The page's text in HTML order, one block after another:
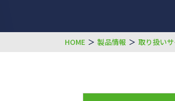
HOME ＞ 製品情報 ＞ 取り扱い